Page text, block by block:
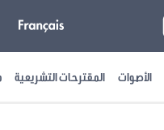
الأصوات المقترحات التشريعية